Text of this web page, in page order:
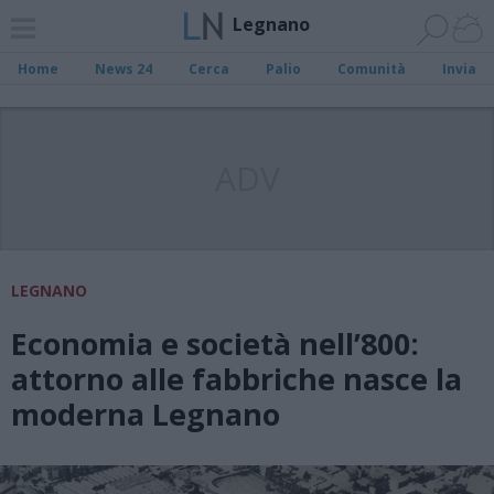
Legnano
Home News 24 Cerca Palio Comunità Invia
LEGNANO
Economia e società nell’800:
attorno alle fabbriche nasce la
moderna Legnano